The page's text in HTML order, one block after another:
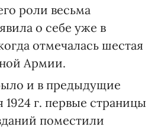
роли весьма
о себе уже в
отмечалась шестая
Армии.
и в предыдущие
1924 г. первые страницы
поместили